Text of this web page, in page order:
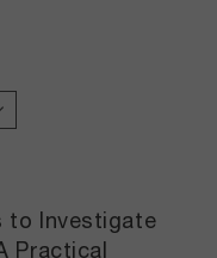
to Investigate
Practical